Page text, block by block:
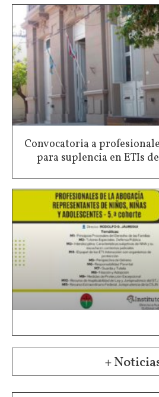
Convocatoria a
para suplencia en ETIs
+